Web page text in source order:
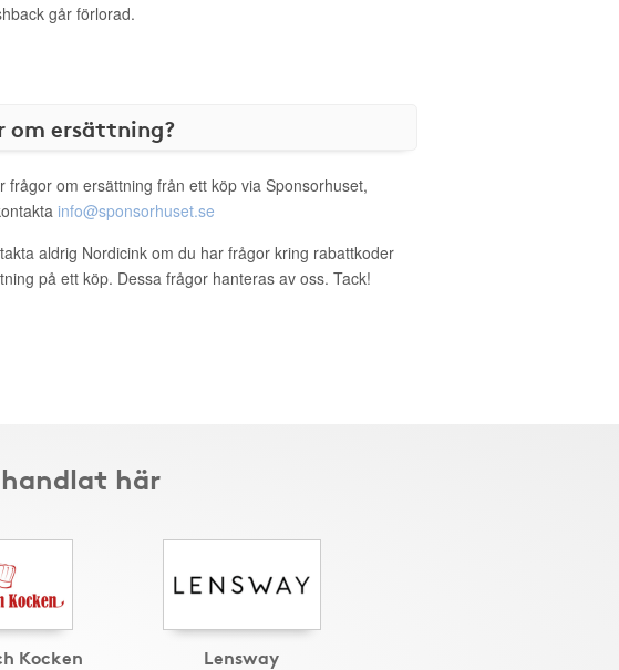
går förlorad.
om ersättning?
frågor om ersättning från ett köp via Sponsorhuset,
info@sponsorhuset.se
aldrig Nordicink om du har frågor kring rabattkoder
på ett köp. Dessa frågor hanteras av oss. Tack!
här
Kocken Lensway